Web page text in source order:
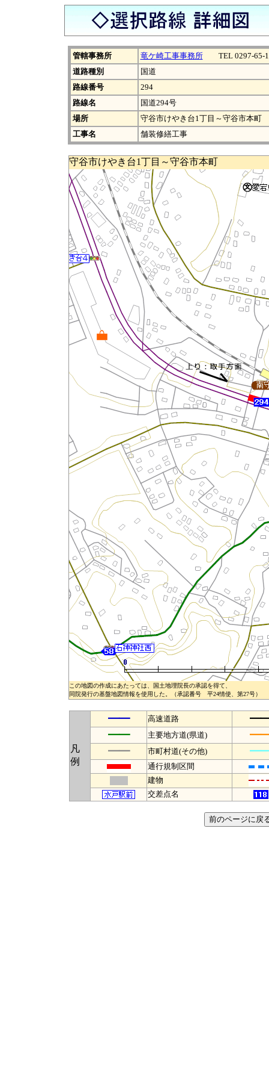
管轄事務所 竜ケ崎工事事務所TEL 0297-65-
道路種別
国道
路線番号
294
路線名
国道294号
場所
守谷市けやき台1丁目～守谷市本町
工事名
舗装修繕工事
守谷市けやき台1丁目～守谷市本町
この地図の作成にあたっては、国土地理院長の承認を得て、
同院発行の基盤地図情報を使用した。（承認番号 平24情使、第27号）
凡
例
━━ 高速道路
━━
主要地方道(県道)
━━
市町村道(その他)
通行規制区間
建物
交差点名